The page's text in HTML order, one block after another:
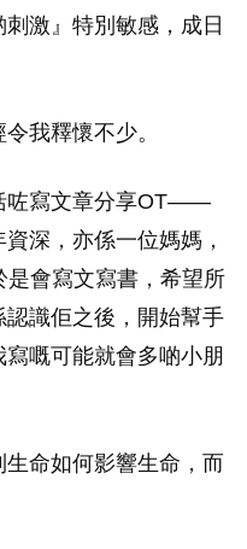
激』特別敏感，成日
我釋懷不少。
咗寫文章分享OT——
深，亦係一位媽媽，
會寫文寫書，希望所
識佢之後，開始幫手
嘅可能就會多啲小朋
命如何影響生命，而